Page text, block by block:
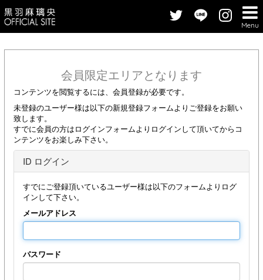
Menu
会員限定エリアとなります
コンテンツを閲覧するには、会員登録が必要です。
未登録のユーザー様は以下の新規登録フォームよりご登録をお願い
致します。
すでに会員の方はログインフォームよりログインして頂いてからコ
ンテンツをお楽しみ下さい。
ID ログイン
すでにご登録頂いているユーザー様は以下のフォームよりログ
インして下さい。
メールアドレス
パスワード